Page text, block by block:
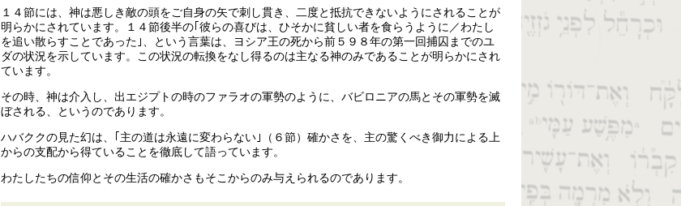
１４節には、神は悪しき敵の頭をご自身の矢で刺し貫き、二度と抵抗できないようにされることが
明らかにされています。１４節後半の｢彼らの喜びは、ひそかに貧しい者を食らうように／わたし
を追い散らすことであった｣、という言葉は、ヨシア王の死から前５９８年の第一回捕囚までのユ
ダの状況を示しています。この状況の転換をなし得るのは主なる神のみであることが明らかにされ
ています。
その時、神は介入し、出エジプトの時のファラオの軍勢のように、バビロニアの馬とその軍勢を滅
ぼされる、というのであります。
ハバククの見た幻は、｢主の道は永遠に変わらない｣（６節）確かさを、主の驚くべき御力による上
からの支配から得ていることを徹底して語っています。
わたしたちの信仰とその生活の確かさもそこからのみ与えられるのであります。